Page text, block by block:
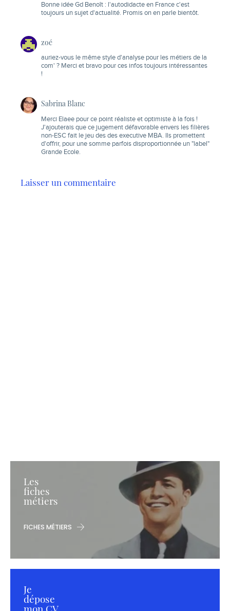
Bonne idée Gd Benoît : l'autodidacte en France c'est
toujours un sujet d'actualité. Promis on en parle bientôt.
zoé
auriez-vous le même style d'analyse pour les métiers de la
com' ? Merci et bravo pour ces infos toujours intéressantes
!
Sabrina Blanc
Merci Elaee pour ce point réaliste et optimiste à la fois !
J'ajouterais que ce jugement défavorable envers les filières
non-ESC fait le jeu des des executive MBA. Ils promettent
d'offrir, pour une somme parfois disproportionnée un "label"
Grande Ecole.
Laisser un commentaire
Les
fiches
métiers
FICHES MÉTIERS
Je
dépose
mon CV